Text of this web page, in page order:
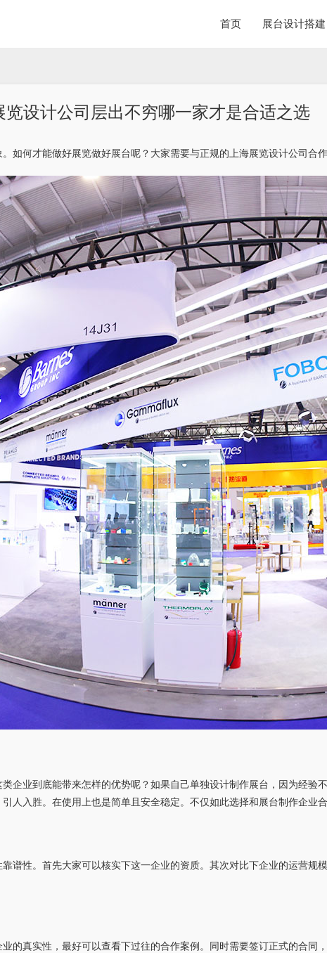
首页 展台设计搭建
览设计公司层出不穷哪一家才是合适之选
如何才能做好展览做好展台呢？大家需要与正规的上海展览设计公司合
企业到底能带来怎样的优势呢？如果自己单独设计制作展台，因为经验
人入胜。在使用上也是简单且安全稳定。不仅如此选择和展台制作企业
谱性。首先大家可以核实下这一企业的资质。其次对比下企业的运营
的真实性，最好可以查看下过往的合作案例。同时需要签订正式的合同，